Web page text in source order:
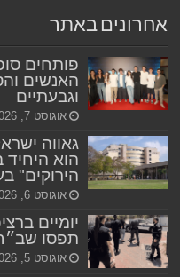
אחרונים באתר
האנשים
וגבעתיים
אוגוסט 7, 2026
גאווה
הוא היחיד
הירוקים"
אוגוסט 6, 2026
יומיים
תפסו
אוגוסט 5, 2026